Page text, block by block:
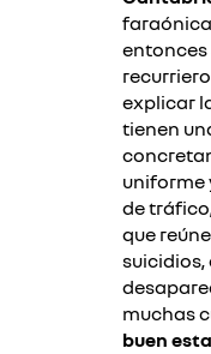
entonces
explicar
tienen
uniforme
de
que
suicidios,
muchas
buen